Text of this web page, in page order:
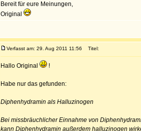
Bereit für eure Meinungen,
Original
Verfasst am: 29. Aug 2011 11:56 Titel:
Hallo Original !
Habe nur das gefunden:
Diphenhydramin als Halluzinogen
Bei missbräuchlicher Einnahme von
kann Diphenhydramin außerdem halluzinogen